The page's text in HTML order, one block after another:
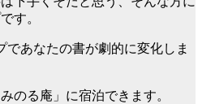
す。
であなたの書が劇的に変化しま
のる庵」に宿泊できます。